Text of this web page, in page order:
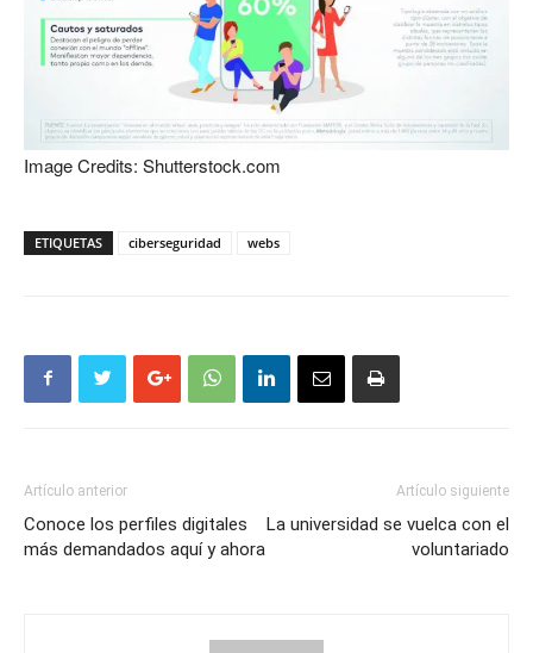
Image Credits: Shutterstock.com
ETIQUETAS ciberseguridad webs
Artículo anterior
Conoce los perfiles digitales
más demandados aquí y ahora
Artículo siguiente
La universidad se vuelca con el
voluntariado